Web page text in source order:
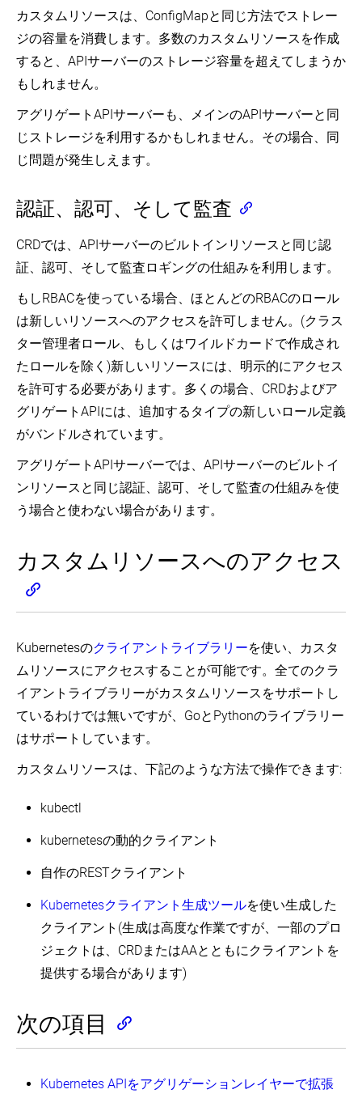
カスタムリソースは、ConfigMapと同じ方法でストレー
ジの容量を消費します。多数のカスタムリソースを作成
すると、APIサーバーのストレージ容量を超えてしまうか
もしれません。
アグリゲートAPIサーバーも、メインのAPIサーバーと同
じストレージを利用するかもしれません。その場合、同
じ問題が発生しえます。
認証、認可、そして監査
CRDでは、APIサーバーのビルトインリソースと同じ認
証、認可、そして監査ロギングの仕組みを利用します。
もしRBACを使っている場合、ほとんどのRBACのロール
は新しいリソースへのアクセスを許可しません。(クラス
ター管理者ロール、もしくはワイルドカードで作成され
たロールを除く)新しいリソースには、明示的にアクセス
を許可する必要があります。多くの場合、CRDおよびア
グリゲートAPIには、追加するタイプの新しいロール定義
がバンドルされています。
アグリゲートAPIサーバーでは、APIサーバーのビルトイ
ンリソースと同じ認証、認可、そして監査の仕組みを使
う場合と使わない場合があります。
カスタムリソースへのアクセス
Kubernetesのクライアントライブラリーを使い、カスタ
ムリソースにアクセスすることが可能です。全てのクラ
イアントライブラリーがカスタムリソースをサポートし
ているわけでは無いですが、GoとPythonのライブラリー
はサポートしています。
カスタムリソースは、下記のような方法で操作できます:
kubectl
kubernetesの動的クライアント
自作のRESTクライアント
Kubernetesクライアント生成ツールを使い生成した
クライアント(生成は高度な作業ですが、一部のプロ
ジェクトは、CRDまたはAAとともにクライアントを
提供する場合があります)
次の項目
Kubernetes APIをアグリゲーションレイヤーで拡張